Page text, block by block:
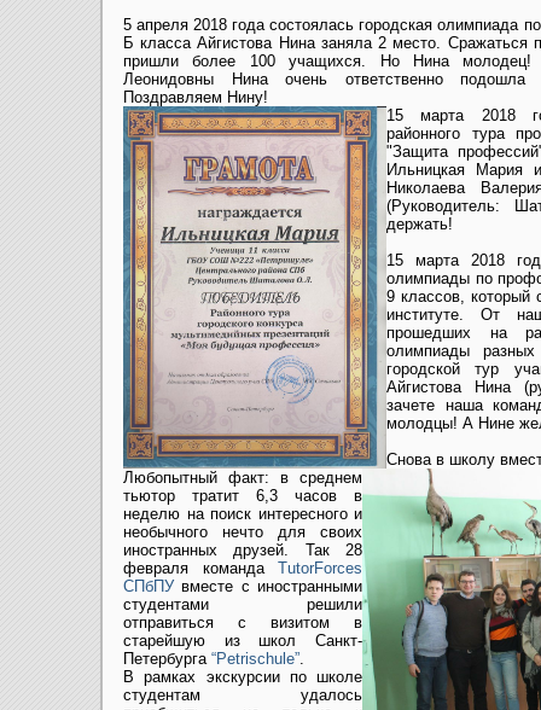
5 апреля 2018 года состоялась городская олимпиада
Б класса Айгистова Нина заняла 2 место. Сражаться
пришли более 100 учащихся. Но Нина молодец!
Леонидовны Нина очень ответственно подошла
Поздравляем Нину!
15 марта 2018
районного тура
"Защита
Ильницкая Мария
Николаева
(Руководитель:
держать!
15 марта 2018
олимпиады по
9 классов, который
институте. От
прошедших на
олимпиады
городской тур
Айгистова Нина
зачете наша
молодцы! А Нине
Снова в школу
Любопытный факт: в среднем
тьютор тратит 6,3 часов в
неделю на поиск интересного и
необычного нечто для своих
иностранных друзей. Так 28
февраля команда TutorForces
СПбПУвместе с иностранными
студентами решили
отправиться с визитом в
старейшую из школ Санкт-
Петербурга “Petrischule”.
В рамках экскурсии по школе
студентам удалось